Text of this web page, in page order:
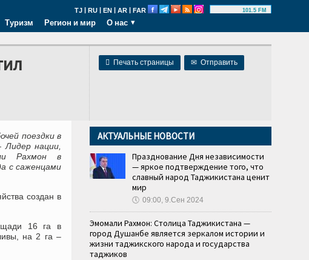
TJ | RU | EN | AR | FAR 101.5 FM
Туризм Регион и мир О нас
 Печать страницы ✉ Отправить
поездки в
нации,
Рахмон в
с саженцами
создан в
16 га в
на 2 га –
АКТУАЛЬНЫЕ НОВОСТИ
Празднование Дня независимости
— яркое подтверждение того, что
славный народ Таджикистана ценит
мир
🕔 09:00, 9.Сен 2024
Эмомали Рахмон: Столица Таджикистана —
город Душанбе является зеркалом истории и
жизни таджикского народа и государства
таджиков